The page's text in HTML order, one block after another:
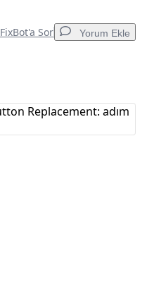
FixBot'a Sor Yorum Ekle